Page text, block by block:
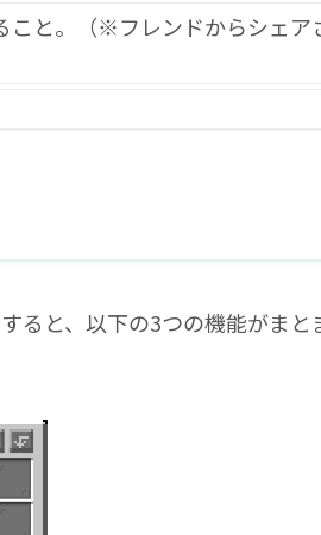
こと。（※フレンドからシェア
ると、以下の3つの機能がま